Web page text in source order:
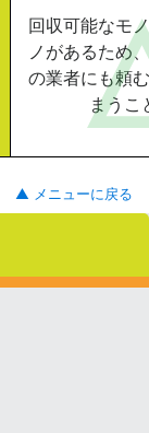
回収可能なモ
ノがあるため
の業者にも頼
まうこ
▲ メニューに戻る